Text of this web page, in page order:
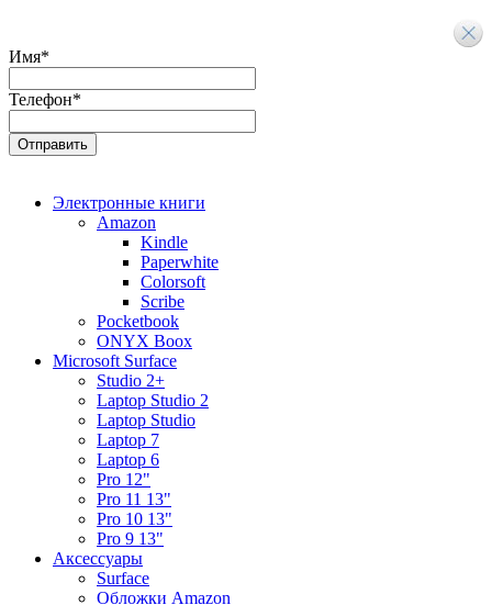
Имя*
Телефон*
Электронные книги
Amazon
Kindle
Paperwhite
Colorsoft
Scribe
Pocketbook
ONYX Boox
Microsoft Surface
Studio 2+
Laptop Studio 2
Laptop Studio
Laptop 7
Laptop 6
Pro 12"
Pro 11 13"
Pro 10 13"
Pro 9 13"
Аксессуары
Surface
Обложки Amazon